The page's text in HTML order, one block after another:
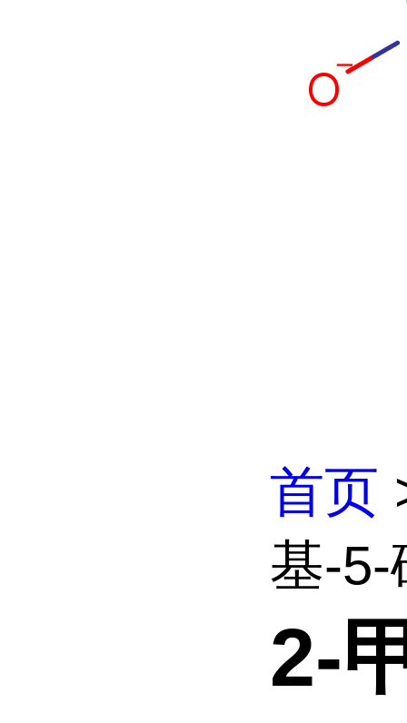
首页
基-5-
2-